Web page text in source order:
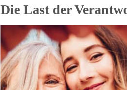
Die Last der